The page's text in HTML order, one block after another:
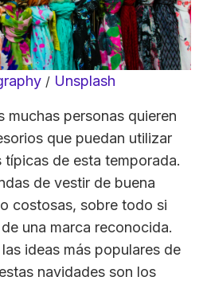
/ Unsplash
muchas personas quieren
que puedan utilizar
típicas de esta temporada.
de vestir de buena
costosas, sobre todo si
una marca reconocida.
ideas más populares de
navidades son los